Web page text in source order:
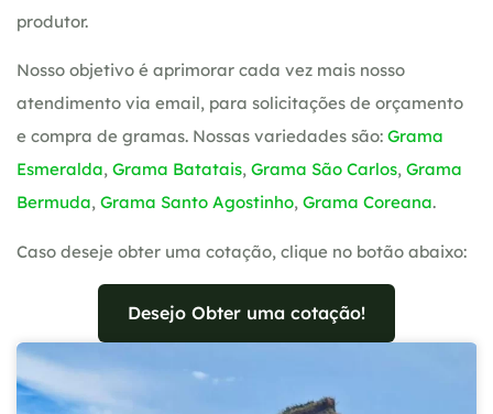
produtor.
Nosso objetivo é aprimorar cada vez mais nosso
atendimento via email, para solicitações de orçamento
e compra de gramas. Nossas variedades são: Grama
Esmeralda, Grama Batatais, Grama São Carlos, Grama
Bermuda, Grama Santo Agostinho, Grama Coreana.
Caso deseje obter uma cotação, clique no botão abaixo:
Desejo Obter uma cotação!